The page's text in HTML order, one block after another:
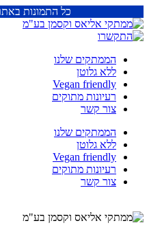
כל התמונות
הממתקים שלנו
ללא גלוטן
Vegan friendly
רעיונות מתוקים
צור קשר
הממתקים שלנו
ללא גלוטן
Vegan friendly
רעיונות מתוקים
צור קשר